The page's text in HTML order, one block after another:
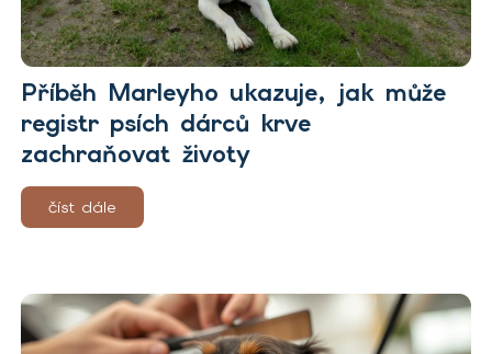
Příběh Marleyho ukazuje, jak může
registr psích dárců krve
zachraňovat životy
číst dále